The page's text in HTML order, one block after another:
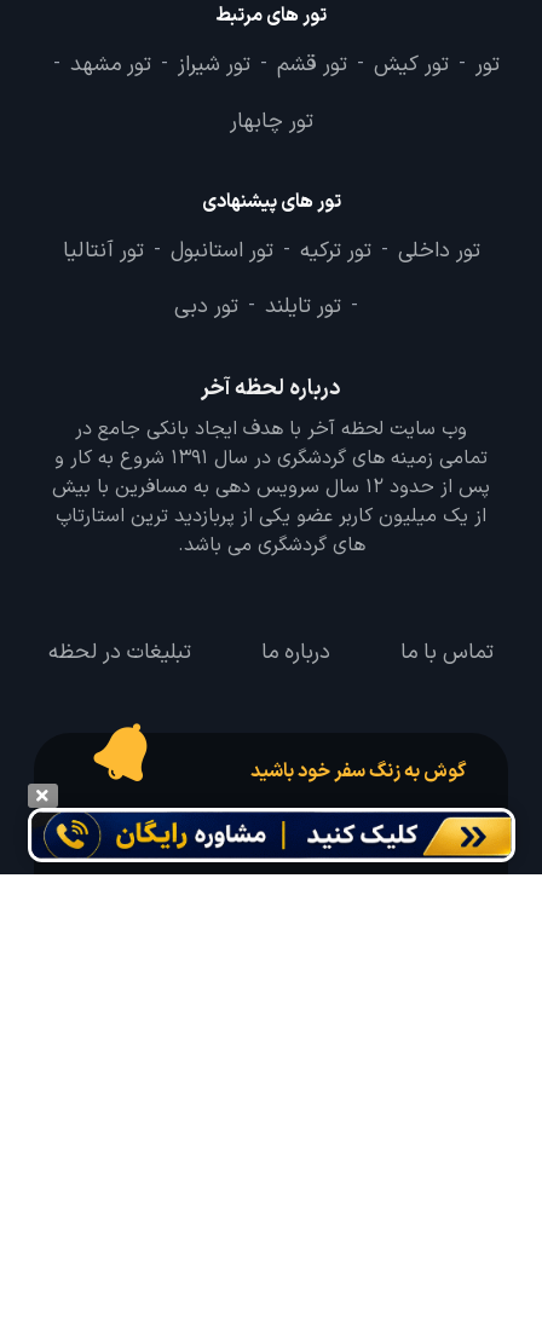
تور های مرتبط
تور - تور کیش - تور قشم - تور شیراز - تور مشهد -
تور چابهار
تور های پیشنهادی
تور داخلی - تور ترکیه - تور استانبول - تور آنتالیا
- تور تایلند - تور دبی
درباره لحظه آخر
وب سایت لحظه آخر با هدف ایجاد بانکی جامع در
تمامی زمینه های گردشگری در سال 1391 شروع به کار و
پس از حدود 12 سال سرویس دهی به مسافرین با بیش
از یک میلیون کاربر عضو یکی از پربازدید ترین استارتاپ
های گردشگری می باشد.
تماس با ما درباره ما تبلیغات در لحظه
گوش به زنگ سفر خود باشید
درخواست سفر خود را در مدت زمان دلخواه ثبت و پیامک بهترین آفر مربوط به تور
درخواستی خود را دریافت نمایید